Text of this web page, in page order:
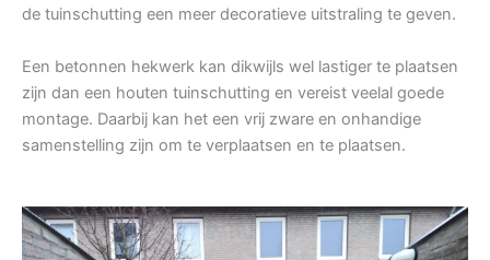
de tuinschutting een meer decoratieve uitstraling te geven.
Een betonnen hekwerk kan dikwijls wel lastiger te plaatsen
zijn dan een houten tuinschutting en vereist veelal goede
montage. Daarbij kan het een vrij zware en onhandige
samenstelling zijn om te verplaatsen en te plaatsen.